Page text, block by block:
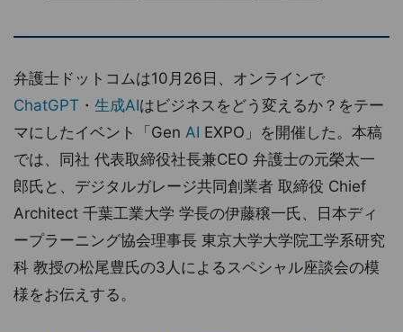
弁護士ドットコムは10月26日、オンラインで
ChatGPT ・ 生成AIはビジネスをどう変えるか？をテー
マにしたイベント「Gen AI EXPO」を開催した。本稿
では、同社 代表取締役社長兼CEO 弁護士の元榮太一
郎氏と、デジタルガレージ共同創業者 取締役 Chief
Architect 千葉工業大学 学長の伊藤穣一氏、日本ディ
ープラーニング協会理事長 東京大学大学院工学系研究
科 教授の松尾豊氏の3人によるスペシャル座談会の模
様をお伝えする。